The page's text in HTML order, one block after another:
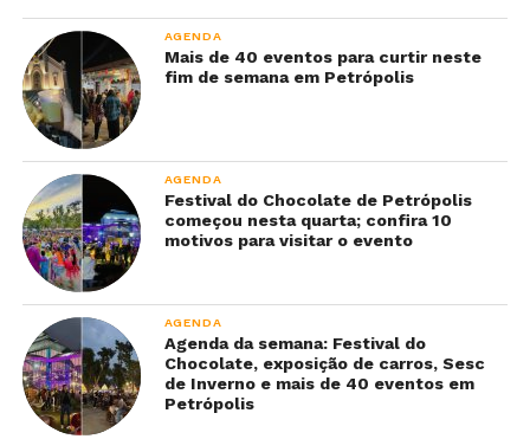
AGENDA
Mais de 40 eventos para curtir neste
fim de semana em Petrópolis
AGENDA
Festival do Chocolate de Petrópolis
começou nesta quarta; confira 10
motivos para visitar o evento
AGENDA
Agenda da semana: Festival do
Chocolate, exposição de carros, Sesc
de Inverno e mais de 40 eventos em
Petrópolis